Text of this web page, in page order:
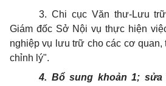
3. Chi cục Văn thư-Lưu
Giám đốc Sở Nội vụ thực hiện
nghiệp vụ lưu trữ cho các cơ quan,
chỉnh lý".
4. Bổ sung khoản 1;